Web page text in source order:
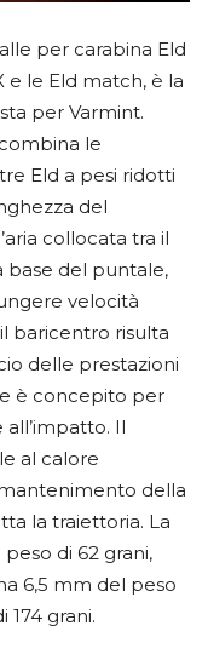
per carabina Eld
e le Eld match, è la
per Varmint.
le
Eld a pesi ridotti
del
collocata tra il
base del puntale,
velocità
baricentro risulta
delle prestazioni
è concepito per
Il
al calore
della
la traiettoria. La
di 62 grani,
6,5 mm del peso
174 grani.